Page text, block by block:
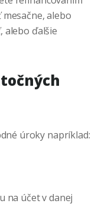
alebo
alebo ďalšie
úroky napríklad:
na účet v danej